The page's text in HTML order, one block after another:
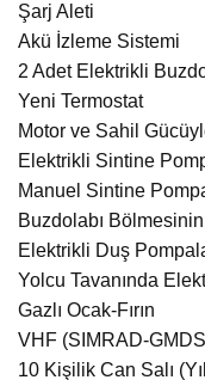
Şarj Aleti
Akü İzleme Sistemi
2 Adet Elektrikli
Yeni Termostat
Motor ve Sahil
Elektrikli Sintine
Manuel Sintine
Buzdolabı
Elektrikli Duş
Yolcu Tavanında
Gazlı Ocak-Fırın
VHF (SIMRAD-
10 Kişilik Can Salı